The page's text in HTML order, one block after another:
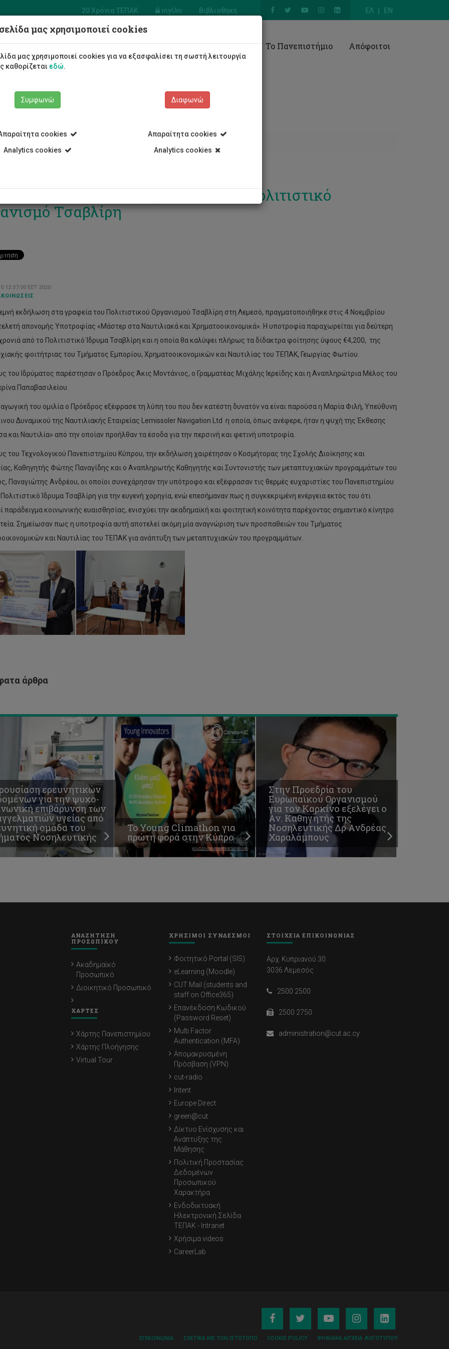
ΕΛ EN
20 Χρόνια ΤΕΠΑΚ myUni Βιβλιοθήκη
Φοιτητές/τριες Σπουδές Έρευνα Το Πανεπιστήμιο Απόφοιτοι
απονομής υποτροφίας από τον Πολιτιστικό
Τσαβλίρη
12:37:00 EET 2020
εκδήλωση στα γραφεία του Πολιτιστικού Οργανισμού Τσαβλίρη στη Λεμεσό, πραγματοποιήθηκε στις 4 Νοεμβρίου
απονομής Υποτροφίας «Μάστερ στα Ναυτιλιακά και Χρηματοοικονομικά». Η υποτροφία παραχωρείται για δεύτερη
από το Πολιτιστικό Ίδρυμα Τσαβλίρη και η οποία θα καλύψει πλήρως τα δίδακτρα φοίτησης ύψους €4,200, της
φοιτήτριας του Τμήματος Εμπορίου, Χρηματοοικονομικών και Ναυτιλίας του ΤΕΠΑΚ, Γεωργίας Φωτίου.
του Ιδρύματος παρέστησαν ο Πρόεδρος Άκις Μοντάνιος, ο Γραμματέας Μιχάλης Ιερείδης και η Αναπληρώτρια Μέλος του
Παπαβασιλείου.
του ομιλία ο Πρόεδρος εξέφρασε τη λύπη του που δεν κατέστη δυνατόν να είναι παρούσα η Μαρία Φιλή, Υπεύθυνη
Δυναμικού της Ναυτιλιακής Εταιρείας Lemissoler Navigation Ltd η οποία, όπως ανέφερε, ήταν η ψυχή της Έκθεσης
και Ναυτιλία» από την οποίαν προήλθαν τα έσοδα για την περσινή και φετινή υποτροφία.
του Τεχνολογικού Πανεπιστημίου Κύπρου, την εκδήλωση χαιρέτησαν ο Κοσμήτορας της Σχολής Διοίκησης και
Καθηγητής Φώτης Παναγίδης και ο Αναπληρωτής Καθηγητής και Συντονιστής των μεταπτυχιακών προγραμμάτων του
Παναγιώτης Ανδρέου, οι οποίοι συνεχάρησαν την υπότροφο και εξέφρασαν τις θερμές ευχαριστίες του Πανεπιστημίου
Ίδρυμα Τσαβλίρη για την ευγενή χορηγία, ενώ επεσήμαναν πως η συγκεκριμένη ενέργεια εκτός του ότι
παράδειγμα κοινωνικής ευαισθησίας, ενισχύει την ακαδημαϊκή και φοιτητική κοινότητα παρέχοντας σημαντικό κίνητρο
Σημείωσαν πως η υποτροφία αυτή αποτελεί ακόμη μία αναγνώριση των προσπαθειών του Τμήματος
και Ναυτιλίας του ΤΕΠΑΚ για ανάπτυξη των μεταπτυχιακών του προγραμμάτων.
άρθρα
ερευνητικών
για την ψυχο-
επιβάρυνση των
υγείας από
ομάδα του
Νοσηλευτικής
Young
To Young Climathon για
πρώτη φορά στην Κύπρο
Στην
Στην Προεδρία του
Ευρωπαϊκού Οργανισμού
για τον Καρκίνο εξελέγει ο
Αν. Καθηγητής της
Νοσηλευτικής Δρ Ανδρέας
Χαραλάμπους
ΑΝΑΖΗΤΗΣΗ
ΠΡΟΣΩΠΙΚΟΥ
Ακαδημαϊκό
Προσωπικό
Διοικητικό Προσωπικό
ΧΑΡΤΕΣ
Χάρτης Πανεπιστημίου
Χάρτης Πλοήγησης
Virtual Tour
ΧΡΗΣΙΜΟΙ ΣΥΝΔΕΣΜΟΙ
Φοιτητικό Portal (SIS)
eLearning (Moodle)
CUT Mail (students and
staff on Office365)
Επανέκδοση Κωδικού
(Password Reset)
Multi Factor
Authentication (MFA)
Απομακρυσμένη
Πρόσβαση (VPN)
cut-radio
Intent
Europe Direct
green@cut
Δίκτυο Ενίσχυσης και
Ανάπτυξης της
Μάθησης
Πολιτική Προστασίας
Δεδομένων
Προσωπικού
Χαρακτήρα
Ενδοδικτυακή
Ηλεκτρονική Σελίδα
ΤΕΠΑΚ - Intranet
Χρήσιμα videos
CareerLab
ΣΤΟΙΧΕΙΑ ΕΠΙΚΟΙΝΩΝΙΑΣ
Αρχ. Κυπριανού 30
3036 Λεμεσός
2500 2500
2500 2750
administration@cut.ac.cy
ΕΠΙΚΟΙΝΩΝΊΑ ΣΧΕΤΙΚΆ ΜΕ ΤΟΝ ΙΣΤΌΤΟΠΟ COOKIE POLICY ΨΗΦΙΑΚΆ ΑΡΧΕΊΑ ΛΟΓΌΤΥΠΟΥ
μας χρησιμοποιεί cookies
μας χρησιμοποιεί cookies για να εξασφαλίσει τη σωστή λειτουργία
καθορίζεται εδώ.
Συμφωνώ
cookies
Analytics cookies
Διαφωνώ
Απαραίτητα cookies
Analytics cookies